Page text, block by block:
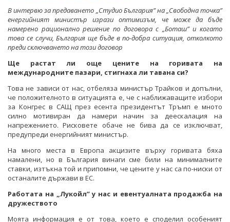
В интервю за предаването „Студио България” на „Свободна точка”
енергийният министър изрази оптимизъм, че може да бъде
намерено рационално решение по договора с „Боташ” и когато
това се случи, България ще бъде в по-добра ситуация, отколкото
преди сключването на този договор
Ще растат ли още цените на горивата на
международните пазари, стигнаха ли тавана си?
Това не зависи от нас, отбеляза министър Трайков и допълни,
че положителното в ситуацията е, че с наближаващите избори
за Конгрес в САЩ през есента президентът Тръмп е мното
силно мотивиран да намери начин за деескалация на
напрежението. Рисковете обаче не бива да се изключват,
предупреди енергийният министър.
На много места в Европа акцизите върху горивата бяха
намалени, но в България винаги сме били на минималните
ставки, изтъкна той и припомни, че цените у нас са по-ниски от
останалите държави в ЕС.
Работата на „Лукойл” у нас и евентуалната продажба на
дружеството
Моята информация е от това, което е споделил особеният